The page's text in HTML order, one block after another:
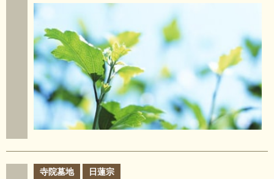
寺院墓地 日蓮宗